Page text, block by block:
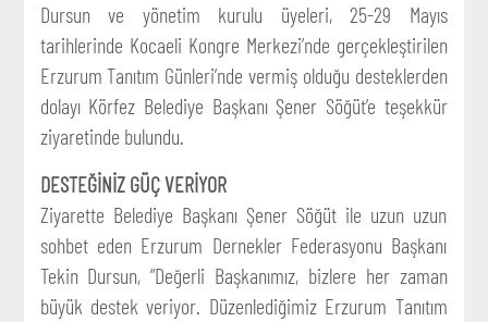
Dursun ve yönetim kurulu üyeleri, 25-29 Mayıs
tarihlerinde Kocaeli Kongre Merkezi’nde gerçekleştirilen
Erzurum Tanıtım Günleri’nde vermiş olduğu desteklerden
dolayı Körfez Belediye Başkanı Şener Söğüt’e teşekkür
ziyaretinde bulundu.
DESTEĞİNİZ GÜÇ VERİYOR
Ziyarette Belediye Başkanı Şener Söğüt ile uzun uzun
sohbet eden Erzurum Dernekler Federasyonu Başkanı
Tekin Dursun, ”Değerli Başkanımız, bizlere her zaman
büyük destek veriyor. Düzenlediğimiz Erzurum Tanıtım